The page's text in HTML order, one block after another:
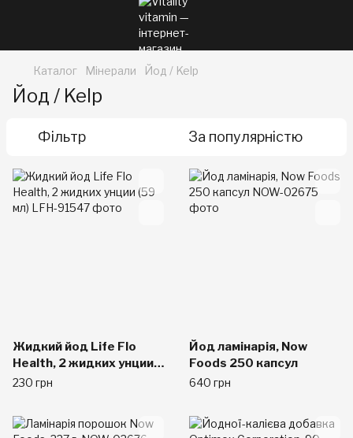
Каталог Мінерали Йод / Kelp
Йод / Kelp
Фільтр За популярністю
Жидкий йод Life Flo
Health, 2 жидких унции
(59 мл)
230 грн
Йод ламінарія, Now
Foods 250 капсул
640 грн